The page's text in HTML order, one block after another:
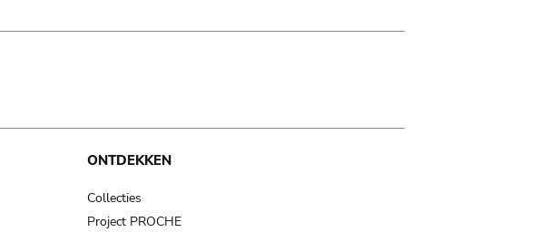
ONTDEKKEN
Collecties
Project PROCHE